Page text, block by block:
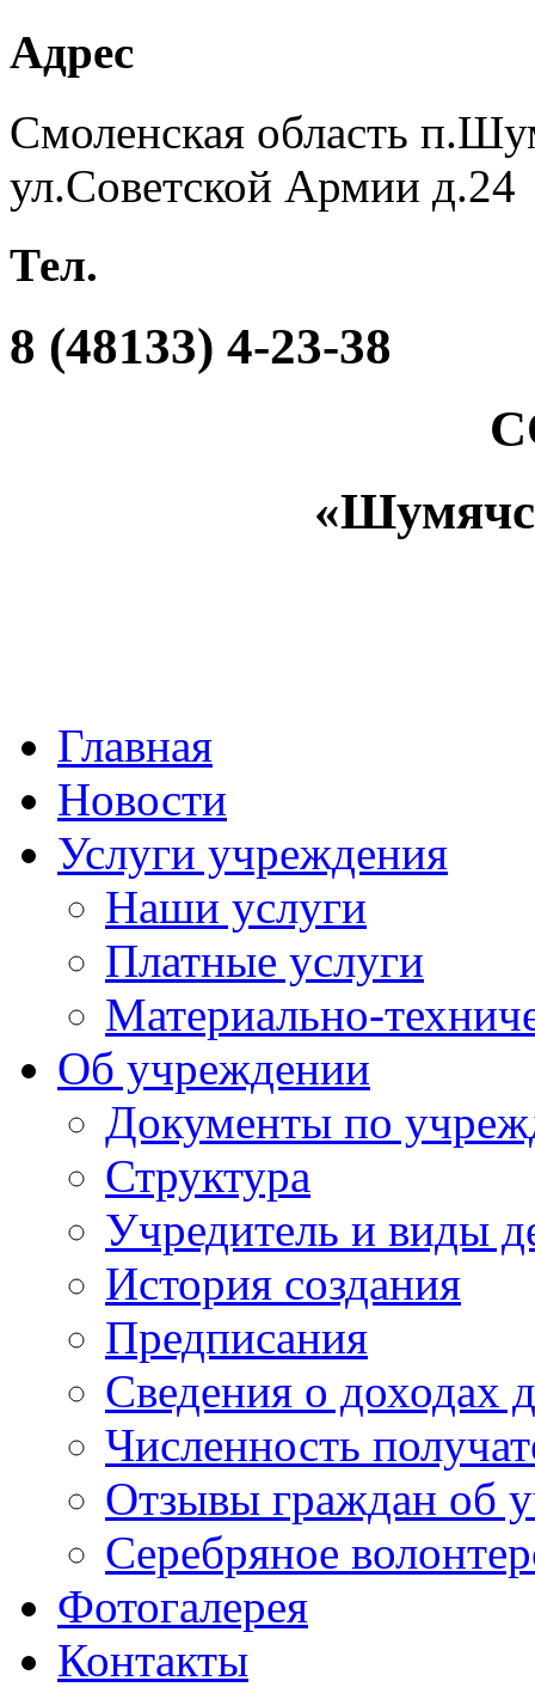
Адрес
Смоленская область
ул.Советской Армии д.24
Тел.
8 (48133) 4-23-38
Главная
Новости
Услуги учреждения
Наши услуги
Платные услуги
Материально-
Об учреждении
Документы по
Структура
Учредитель и виды
История создания
Предписания
Сведения о доходах
Численность
Отзывы граждан об
Серебряное
Фотогалерея
Контакты